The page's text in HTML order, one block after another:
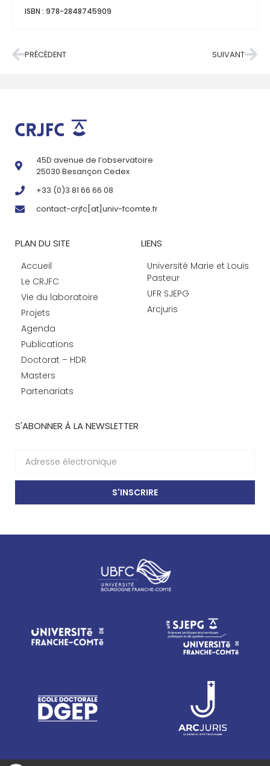
ISBN : 978-2848745909
PRÉCÉDENT SUIVANT
45D avenue de l’observatoire
25030 Besançon Cedex
+33 (0)3 81 66 66 08
contact-crjfc[at]univ-fcomte.fr
PLAN DU SITE
Accueil
Le CRJFC
Vie du laboratoire
Projets
Agenda
Publications
Doctorat – HDR
Masters
Partenariats
LIENS
Université Marie et Louis
Pasteur
UFR SJEPG
Arcjuris
S'ABONNER À LA NEWSLETTER
S'INSCRIRE